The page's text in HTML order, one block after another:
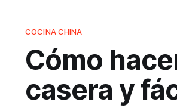
COCINA CHINA
Cómo
casera y